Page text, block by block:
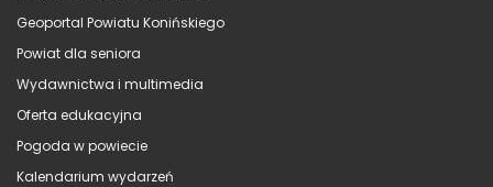
Geoportal Powiatu Konińskiego
Powiat dla seniora
Wydawnictwa i multimedia
Oferta edukacyjna
Pogoda w powiecie
Kalendarium wydarzeń